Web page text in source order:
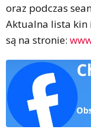
oraz podczas
Aktualna lista kin
są na stronie: